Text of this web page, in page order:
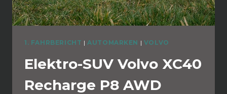
1. FAHRBERICHT | AUTOMARKEN | VOLVO
Elektro-SUV Volvo XC40
Recharge P8 AWD